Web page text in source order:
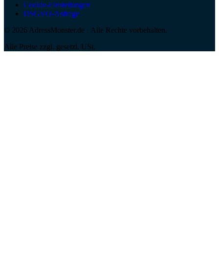
Cookie-Einstellungen
DSGVO-Anfrage
© 2026 AdressMonster.de · Alle Rechte vorbehalten.
Alle Preise zzgl. gesetzl. USt.